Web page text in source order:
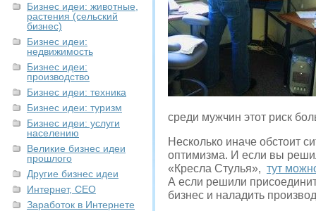
Бизнес идеи: животные,
растения (сельский
бизнес)
Бизнес идеи:
недвижимость
Бизнес идеи:
производство
Бизнес идеи: техника
Бизнес идеи: туризм
Бизнес идеи: услуги
населению
Великие бизнес идеи
прошлого
Другие бизнес идеи
Интернет, СЕО
Заработок в Интернете
среди мужчин этот риск
Несколько иначе обстоит
оптимизма. И если вы
«Кресла Стулья», тут
А если решили
бизнес и наладить